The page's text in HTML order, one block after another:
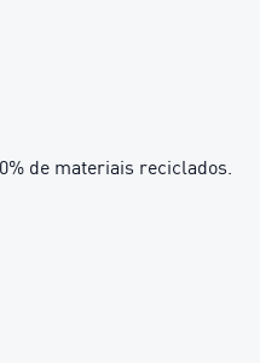
de materiais reciclados.